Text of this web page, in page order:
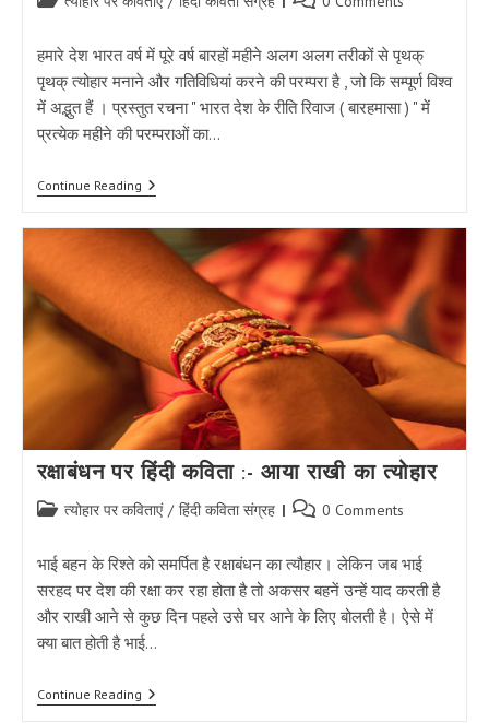
हमारे देश भारत वर्ष में पूरे वर्ष बारहों महीने अलग अलग तरीकों से पृथक्
पृथक् त्योहार मनाने और गतिविधियां करने की परम्परा है , जो कि सम्पूर्ण विश्व
में अद्भुत हैं । प्रस्तुत रचना " भारत देश के रीति रिवाज ( बारहमासा ) " में
प्रत्येक महीने की परम्पराओं का…
Continue Readingभारत
देश
रीति
रिवाज
बारहमासा
Bharat
Ke
Riti
Riwaj
रक्षाबंधन पर हिंदी कविता :- आया राखी का त्योहार
Post त्योहार पर कविताएं / हिंदी कविता संग्रह
Post 0 Comments
भाई बहन के रिश्ते को समर्पित है रक्षाबंधन का त्यौहार। लेकिन जब भाई
सरहद पर देश की रक्षा कर रहा होता है तो अकसर बहनें उन्हें याद करती है
और राखी आने से कुछ दिन पहले उसे घर आने के लिए बोलती है। ऐसे में
क्या बात होती है भाई…
Continue Readingरक्षाबंधन
पर